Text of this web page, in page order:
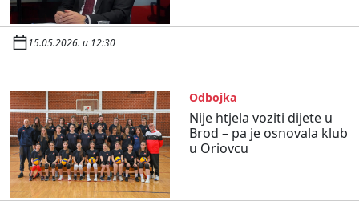
15.05.2026. u 12:30
Odbojka
Nije htjela voziti dijete u
Brod – pa je osnovala klub
u Oriovcu